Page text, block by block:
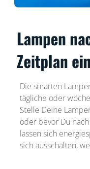
Lampen
Zeitplan
Die smarten
tägliche oder
Stelle Deine
oder bevor Du
lassen sich
sich ausschalten,